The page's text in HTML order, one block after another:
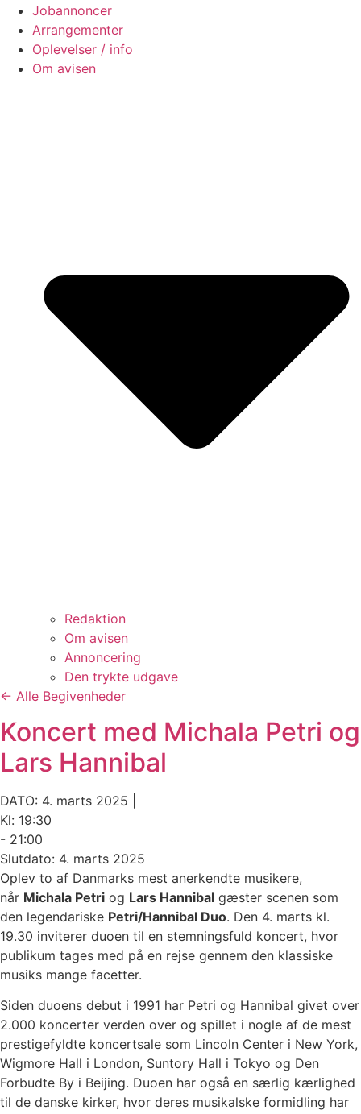
Jobannoncer
Arrangementer
Oplevelser / info
Om avisen
Redaktion
Om avisen
Annoncering
Den trykte udgave
← Alle Begivenheder
Koncert med Michala Petri og
Lars Hannibal
DATO: 4. marts 2025 |
Kl: 19:30
- 21:00
Slutdato: 4. marts 2025
Oplev to af Danmarks mest anerkendte musikere,
når Michala Petri og Lars Hannibal gæster scenen som
den legendariske Petri/Hannibal Duo. Den 4. marts kl.
19.30 inviterer duoen til en stemningsfuld koncert, hvor
publikum tages med på en rejse gennem den klassiske
musiks mange facetter.
Siden duoens debut i 1991 har Petri og Hannibal givet over
2.000 koncerter verden over og spillet i nogle af de mest
prestigefyldte koncertsale som Lincoln Center i New York,
Wigmore Hall i London, Suntory Hall i Tokyo og Den
Forbudte By i Beijing. Duoen har også en særlig kærlighed
til de danske kirker, hvor deres musikalske formidling har